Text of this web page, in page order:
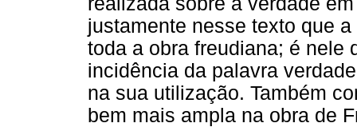
justamente nesse texto que
toda a obra freudiana; é nele
incidência da palavra
na sua utilização. Também
bem mais ampla na obra de